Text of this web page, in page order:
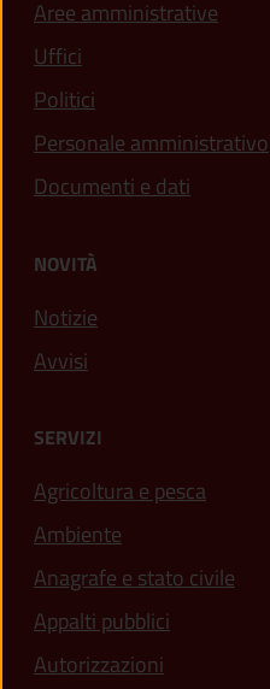
Aree amministrative
Uffici
Politici
Personale amministrativo
Documenti e dati
NOVITÀ
Notizie
Avvisi
SERVIZI
Agricoltura e pesca
Ambiente
Anagrafe e stato civile
Appalti pubblici
Autorizzazioni